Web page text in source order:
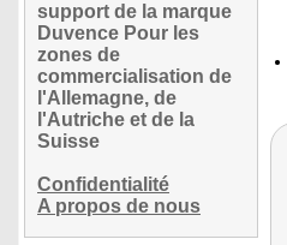
support de la marque
Duvence Pour les
zones de
commercialisation de
l'Allemagne, de
l'Autriche et de la
Suisse
Confidentialité
A propos de nous